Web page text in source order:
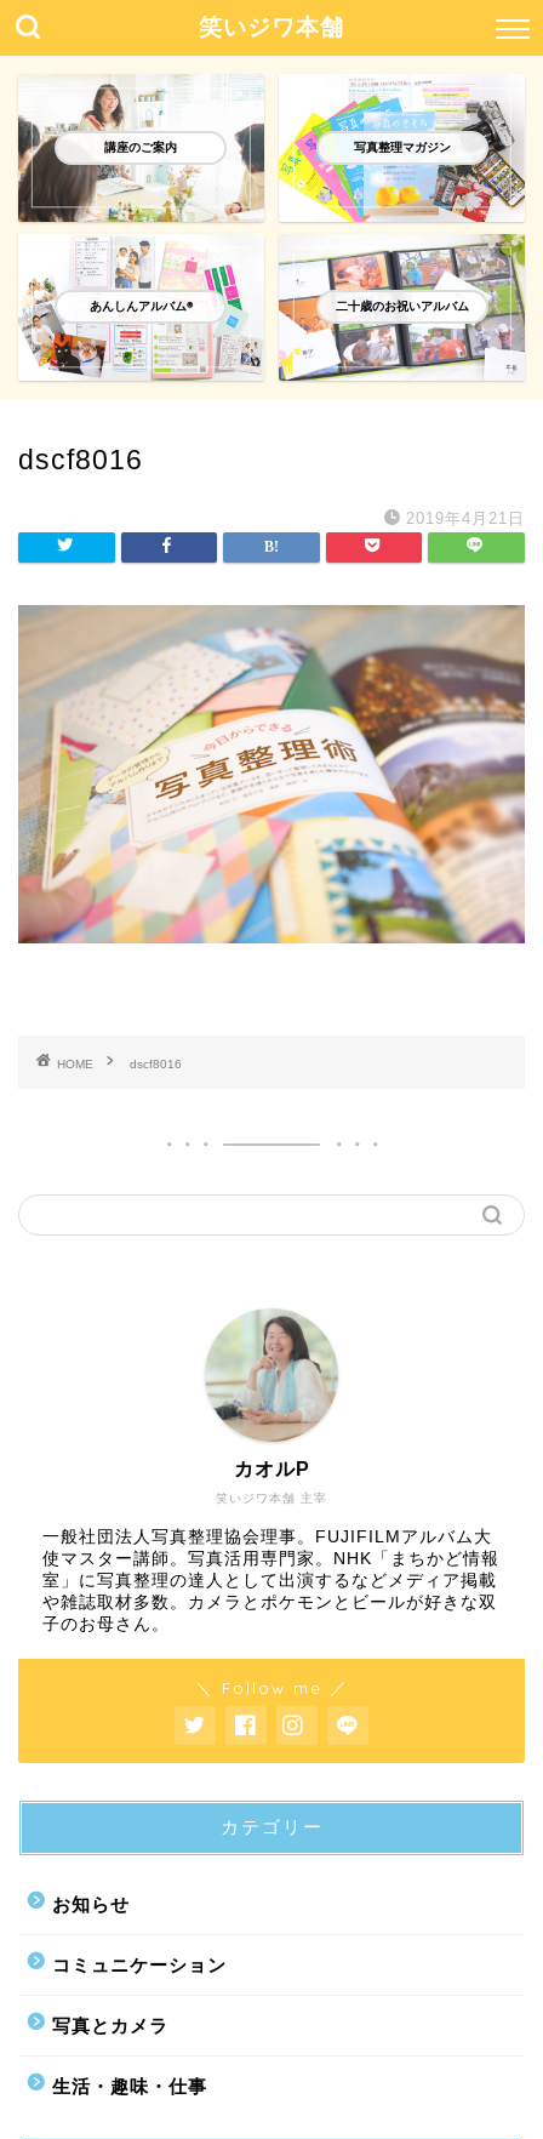
笑いジワ本舗
講座のご案内 写真整理マガジン
あんしんアルバム®️ 二十歳のお祝いアルバム
dscf8016
2019年4月21日
HOME dscf8016
笑いジワ本舗 主宰
カオルP
一般社団法人写真整理協会理事。FUJIFILMアルバム大
使マスター講師。写真活用専門家。NHK「まちかど情報
室」に写真整理の達人として出演するなどメディア掲載
や雑誌取材多数。カメラとポケモンとビールが好きな双
子のお母さん。
＼ Follow me ／
カテゴリー
お知らせ
コミュニケーション
写真とカメラ
生活・趣味・仕事